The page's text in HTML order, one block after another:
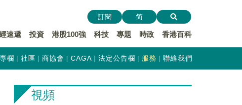
速遞 投資 港股100強 科技 專題 時政 香港百科
訂閱 简
欄 社區 商協會 CAGA 法定公告欄 服務 聯絡我們
視頻